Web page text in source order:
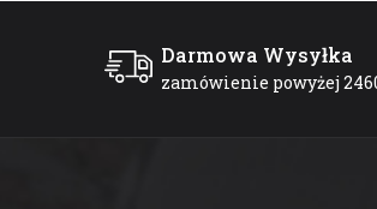
Darmowa Wysyłka
zamówienie powyżej